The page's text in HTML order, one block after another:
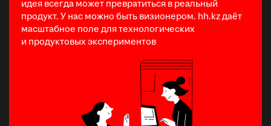
идея всегда может превратиться в реальный
продукт. У нас можно быть визионером. hh.kz даёт
масштабное поле для технологических
и продуктовых экспериментов